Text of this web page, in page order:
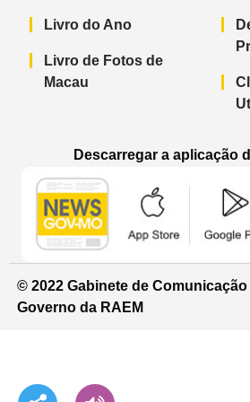
Livro do Ano
Livro de Fotos de
Macau
Descarregar a aplicação
© 2022 Gabinete de
Governo da RAEM